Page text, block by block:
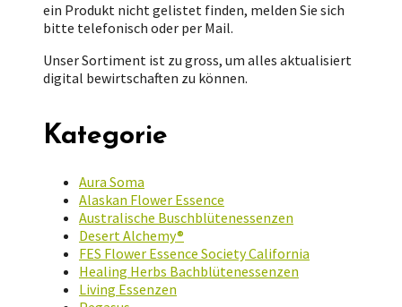
ein Produkt nicht gelistet finden, melden Sie sich
bitte telefonisch oder per Mail.
Unser Sortiment ist zu gross, um alles aktualisiert
digital bewirtschaften zu können.
Kategorie
Aura Soma
Alaskan Flower Essence
Australische Buschblütenessenzen
Desert Alchemy®
FES Flower Essence Society California
Healing Herbs Bachblütenessenzen
Living Essenzen